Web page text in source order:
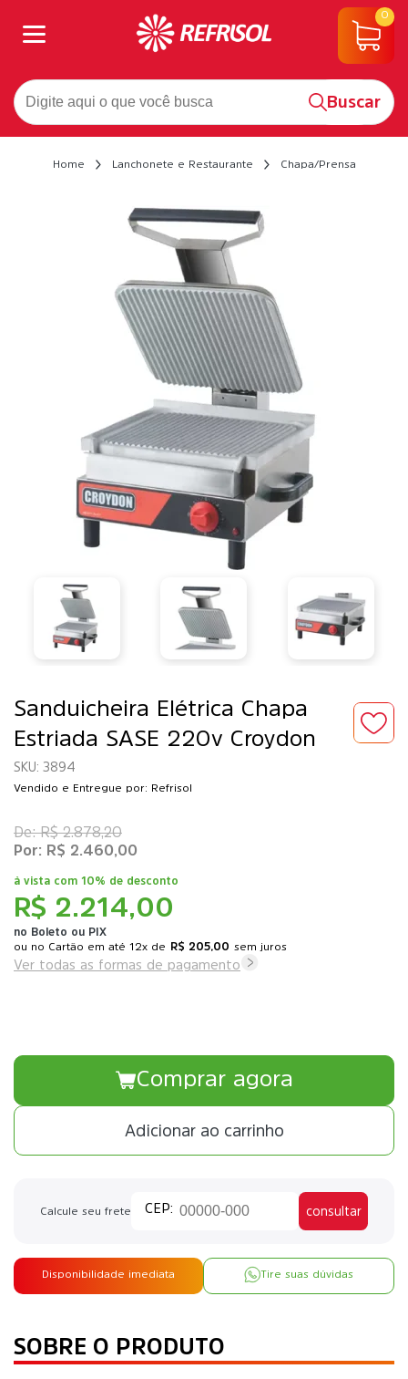
Buscar
0
Home Lanchonete e Restaurante Chapa/Prensa
Sanduicheira Elétrica Chapa
Estriada SASE 220v Croydon
3894
Vendido e Entregue por: Refrisol
R$ 2.214,00
no Boleto ou PIX
à vista com 10% de desconto
R$ 2.878,20
R$ 2.460,00
ou 12x de R$ 205,00 sem juros
Ver todas as formas de pagamento
Adicionar ao carrinho
Comprar agora
Calcule seu frete consultar
Disponibilidade imediata Tire suas dúvidas
SOBRE O PRODUTO